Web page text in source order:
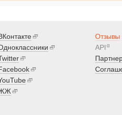
Отзывы
APIα